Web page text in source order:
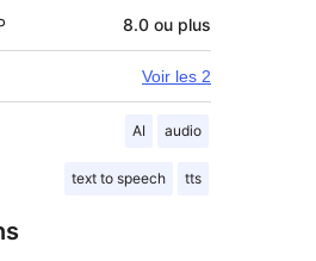
8.0 ou plus
Voir les 2
AI audio
text to speech tts